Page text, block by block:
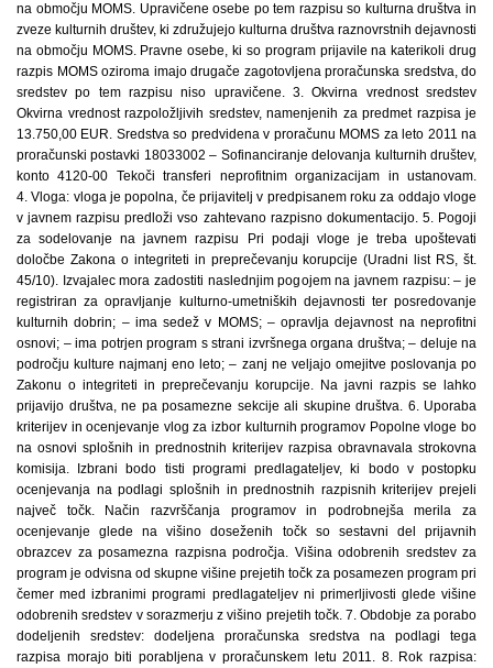
na območju MOMS. Upravičene osebe po tem razpisu so kulturna društva in
zveze kulturnih društev, ki združujejo kulturna društva raznovrstnih dejavnosti
na območju MOMS. Pravne osebe, ki so program prijavile na katerikoli drug
razpis MOMS oziroma imajo drugače zagotovljena proračunska sredstva, do
sredstev po tem razpisu niso upravičene. 3. Okvirna vrednost sredstev
Okvirna vrednost razpoložljivih sredstev, namenjenih za predmet razpisa je
13.750,00 EUR. Sredstva so predvidena v proračunu MOMS za leto 2011 na
proračunski postavki 18033002 – Sofinanciranje delovanja kulturnih društev,
konto 4120-00 Tekoči transferi neprofitnim organizacijam in ustanovam.
4. Vloga: vloga je popolna, če prijavitelj v predpisanem roku za oddajo vloge
v javnem razpisu predloži vso zahtevano razpisno dokumentacijo. 5. Pogoji
za sodelovanje na javnem razpisu Pri podaji vloge je treba upoštevati
določbe Zakona o integriteti in preprečevanju korupcije (Uradni list RS, št.
45/10). Izvajalec mora zadostiti naslednjim pogojem na javnem razpisu: – je
registriran za opravljanje kulturno-umetniških dejavnosti ter posredovanje
kulturnih dobrin; – ima sedež v MOMS; – opravlja dejavnost na neprofitni
osnovi; – ima potrjen program s strani izvršnega organa društva; – deluje na
področju kulture najmanj eno leto; – zanj ne veljajo omejitve poslovanja po
Zakonu o integriteti in preprečevanju korupcije. Na javni razpis se lahko
prijavijo društva, ne pa posamezne sekcije ali skupine društva. 6. Uporaba
kriterijev in ocenjevanje vlog za izbor kulturnih programov Popolne vloge bo
na osnovi splošnih in prednostnih kriterijev razpisa obravnavala strokovna
komisija. Izbrani bodo tisti programi predlagateljev, ki bodo v postopku
ocenjevanja na podlagi splošnih in prednostnih razpisnih kriterijev prejeli
največ točk. Način razvrščanja programov in podrobnejša merila za
ocenjevanje glede na višino doseženih točk so sestavni del prijavnih
obrazcev za posamezna razpisna področja. Višina odobrenih sredstev za
program je odvisna od skupne višine prejetih točk za posamezen program pri
čemer med izbranimi programi predlagateljev ni primerljivosti glede višine
odobrenih sredstev v sorazmerju z višino prejetih točk. 7. Obdobje za porabo
dodeljenih sredstev: dodeljena proračunska sredstva na podlagi tega
razpisa morajo biti porabljena v proračunskem letu 2011. 8. Rok razpisa: